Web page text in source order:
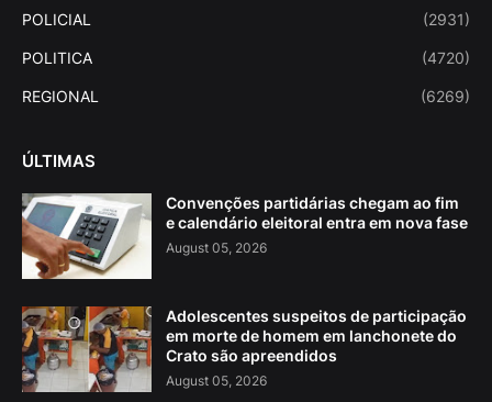
POLICIAL (2931)
POLITICA (4720)
REGIONAL (6269)
ÚLTIMAS
Convenções partidárias chegam ao fim
e calendário eleitoral entra em nova fase
August 05, 2026
Adolescentes suspeitos de participação
em morte de homem em lanchonete do
Crato são apreendidos
August 05, 2026